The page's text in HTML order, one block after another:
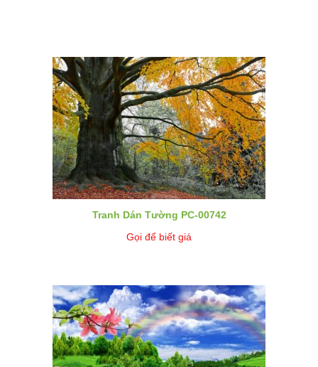
Tranh Dán Tường PC-00742
Gọi để biết giá